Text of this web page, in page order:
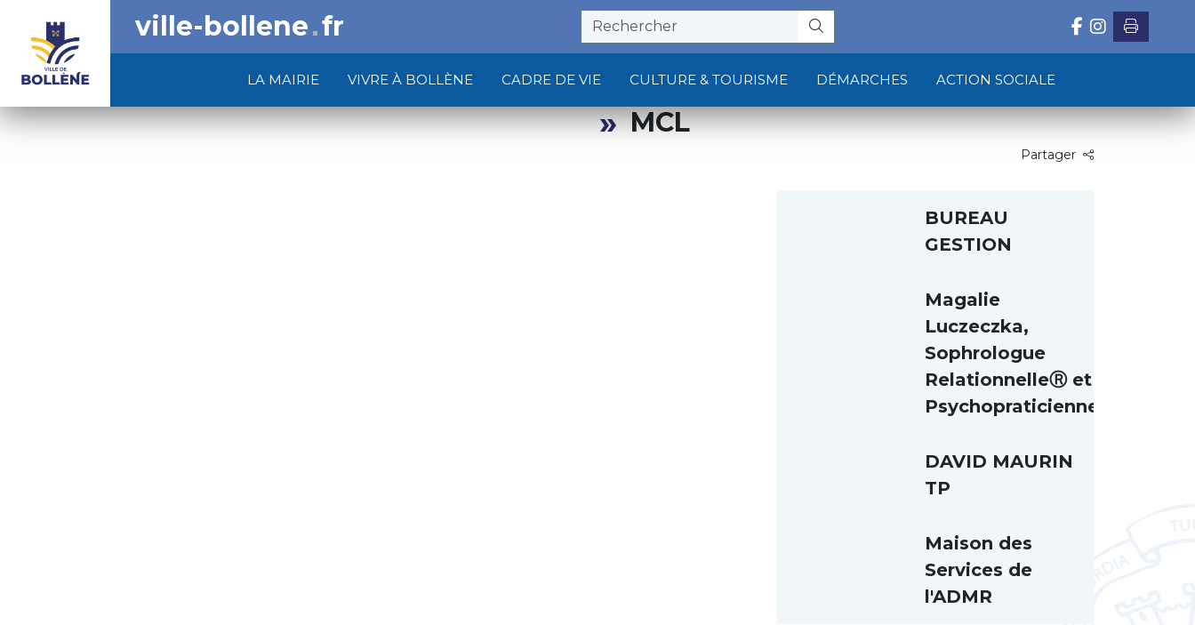
LA MAIRIE VIVRE À BOLLÈNE CADRE DE VIE CULTURE & TOURISME DÉMARCHES ACTION SOCIALE
ville-bollene fr
MCL
Partager
BUREAU
GESTION
Magalie
Luczeczka,
Sophrologue
RelationnelleⓇ et
Psychopraticienne
DAVID MAURIN
TP
Maison des
Services de
l'ADMR